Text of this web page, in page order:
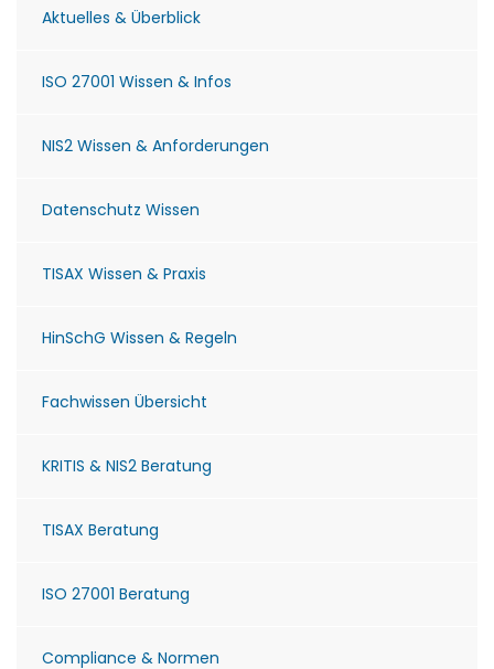
Aktuelles & Überblick
ISO 27001 Wissen & Infos
NIS2 Wissen & Anforderungen
Datenschutz Wissen
TISAX Wissen & Praxis
HinSchG Wissen & Regeln
Fachwissen Übersicht
KRITIS & NIS2 Beratung
TISAX Beratung
ISO 27001 Beratung
Compliance & Normen